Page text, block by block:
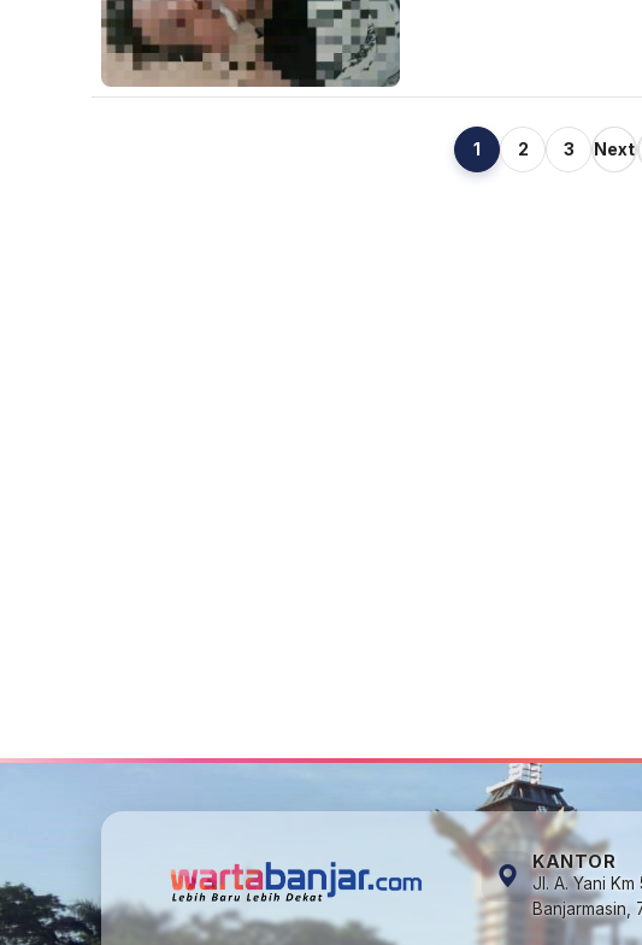
1 2 3 Next
KANTOR
Jl. A. Yani
Banjarmasin,